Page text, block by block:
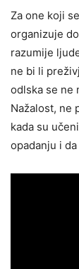
Za one koji
organizuje
razumije
ne bi li
odlska se ne
Nažalost, ne
kada su
opadanju i